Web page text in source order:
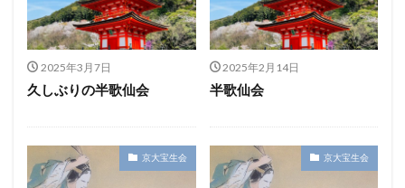
2025年3月7日
久しぶりの半歌仙会
2025年2月14日
半歌仙会
京大宝生会 京大宝生会